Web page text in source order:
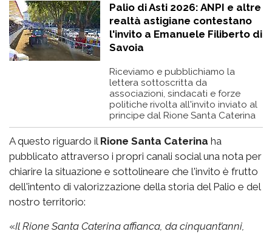
Palio di Asti 2026: ANPI e altre
realtà astigiane contestano
l'invito a Emanuele Filiberto di
Savoia
Riceviamo e pubblichiamo la
lettera sottoscritta da
associazioni, sindacati e forze
politiche rivolta all'invito inviato al
principe dal Rione Santa Caterina
A questo riguardo il Rione Santa Caterina ha
pubblicato attraverso i propri canali social una nota per
chiarire la situazione e sottolineare che l'invito è frutto
dell'intento di valorizzazione della storia del Palio e del
nostro territorio:
«Il Rione Santa Caterina affianca, da cinquant’anni,